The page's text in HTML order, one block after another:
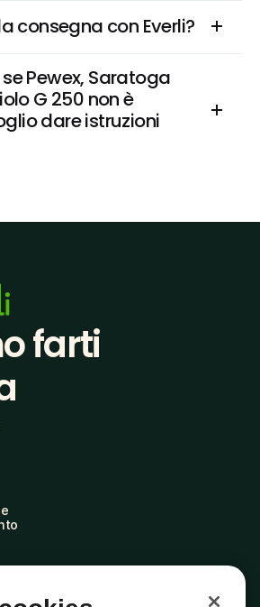
consegna con Everli?
Pewex, Saratoga
G 250 non è
dare istruzioni
farti